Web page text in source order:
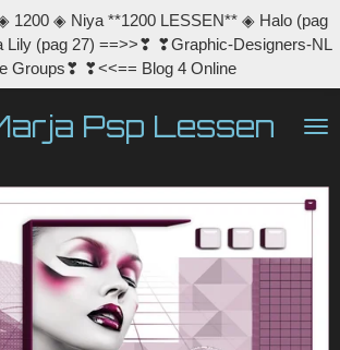
Psp Lessen
1200 ◈ Niya **1200 LESSEN** ◈ Halo (pag
Lily (pag 27) ==>>❣ ❣Graphic-Designers-NL
Groups❣ ❣<<== Blog 4 Online